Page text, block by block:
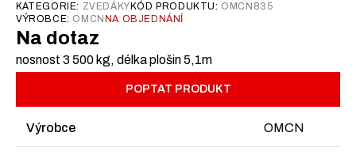
KATEGORIE: ZVEDÁKY KÓD PRODUKTU: OMCN835
VÝROBCE: OMCN NA OBJEDNÁNÍ
Na dotaz
nosnost 3 500 kg, délka plošin 5,1m
POPTAT PRODUKT
Výrobce OMCN